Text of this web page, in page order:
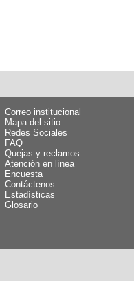
Correo institucional
Mapa del sitio
Redes Sociales
FAQ
Quejas y reclamos
Atención en línea
Encuesta
Contáctenos
Estadísticas
Glosario